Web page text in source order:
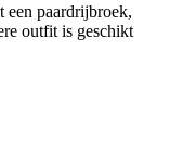
een paardrijbroek,
outfit is geschikt